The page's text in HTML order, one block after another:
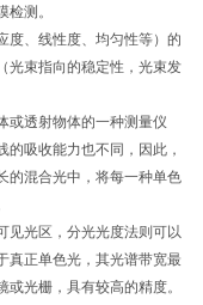
测。
、线性度、均匀性等）的
光束指向的稳定性，光束发
透射物体的一种测量仪
吸收能力也不同，因此，
的混合光中，将每一种单色
光区，分光光度法则可以
真正单色光，其光谱带宽最
或光栅，具有较高的精度。